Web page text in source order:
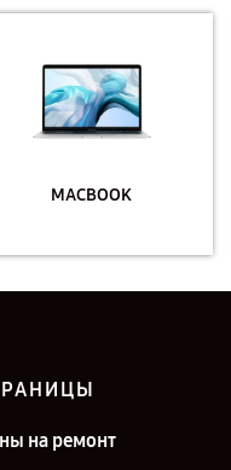
MACBOOK
на ремонт